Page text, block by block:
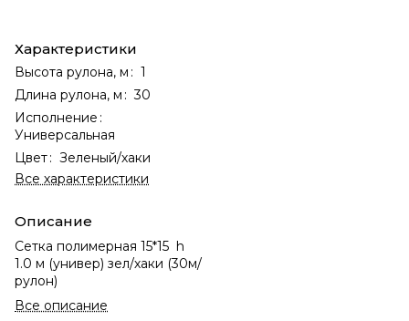
Характеристики
Высота рулона, м : 1
Длина рулона, м : 30
Исполнение :
Универсальная
Цвет: Зеленый/хаки
Все характеристики
Описание
Сетка полимерная 15*15 h
1.0 м (универ) зел/хаки (30м/
рулон)
Все описание